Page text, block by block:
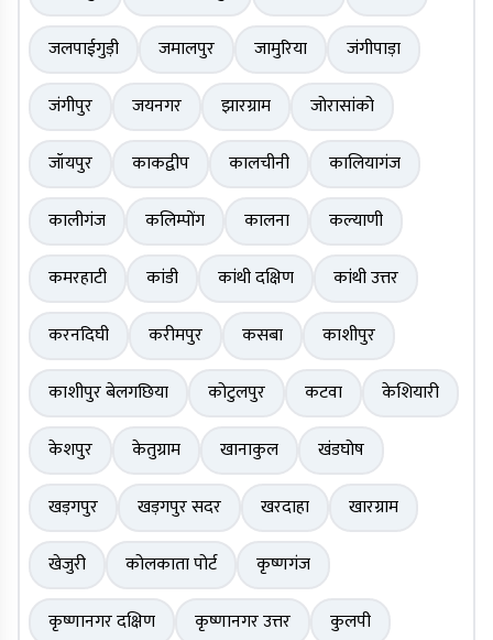
जलपाईगुड़ी
जमालपुर जामुरिया
जंगीपाड़ा
जंगीपुर
जयनगर झारग्राम
जोरासांको
जॉयपुर
काकद्वीप कालचीनी
कालियागंज
कालीगंज
कलिम्पोंग कालना
कल्याणी
कमरहाटी
कांडी कांथी दक्षिण
कांथी उत्तर
करनदिघी
करीमपुर कसबा
काशीपुर
काशीपुर बेलगछिया
कोटुलपुर कटवा
केशियारी
केशपुर
केतुग्राम खानाकुल
खंडघोष
खड़गपुर
खड़गपुर सदर खरदाहा
खारग्राम
खेजुरी
कोलकाता पोर्ट
कृष्णगंज
कृष्णानगर दक्षिण
कृष्णानगर उत्तर
कुलपी